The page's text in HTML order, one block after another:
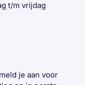
t/m vrijdag
je aan voor